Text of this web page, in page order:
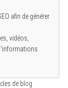
afin de générer
vidéos,
de blog